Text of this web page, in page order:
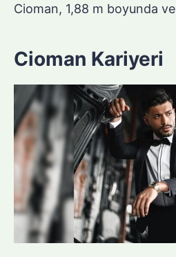
Cioman, 1,88 m boyunda ve
Cioman Kariyeri